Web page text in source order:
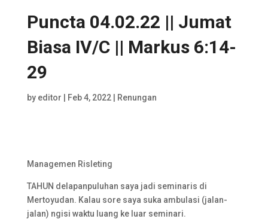
Puncta 04.02.22 || Jumat
Biasa IV/C || Markus 6:14-
29
by editor Feb 4, 2022| Renungan
Managemen Risleting
TAHUN delapanpuluhan saya jadi seminaris di
Mertoyudan. Kalau sore saya suka ambulasi (jalan-
jalan) ngisi waktu luang ke luar seminari.